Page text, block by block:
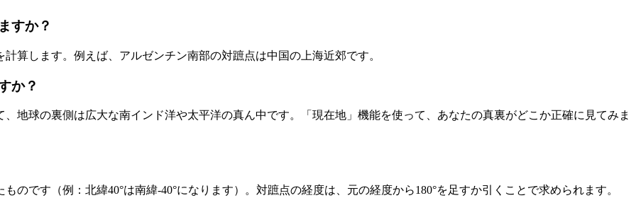
すか？
算します。例えば、アルゼンチン南部の対蹠点は中国の上海近郊です。
か？
地球の裏側は広大な南インド洋や太平洋の真ん中です。「現在地」機能を使って、あなたの真裏がどこか正確に見てみま
のです（例：北緯40°は南緯-40°になります）。対蹠点の経度は、元の経度から180°を足すか引くことで求められます。